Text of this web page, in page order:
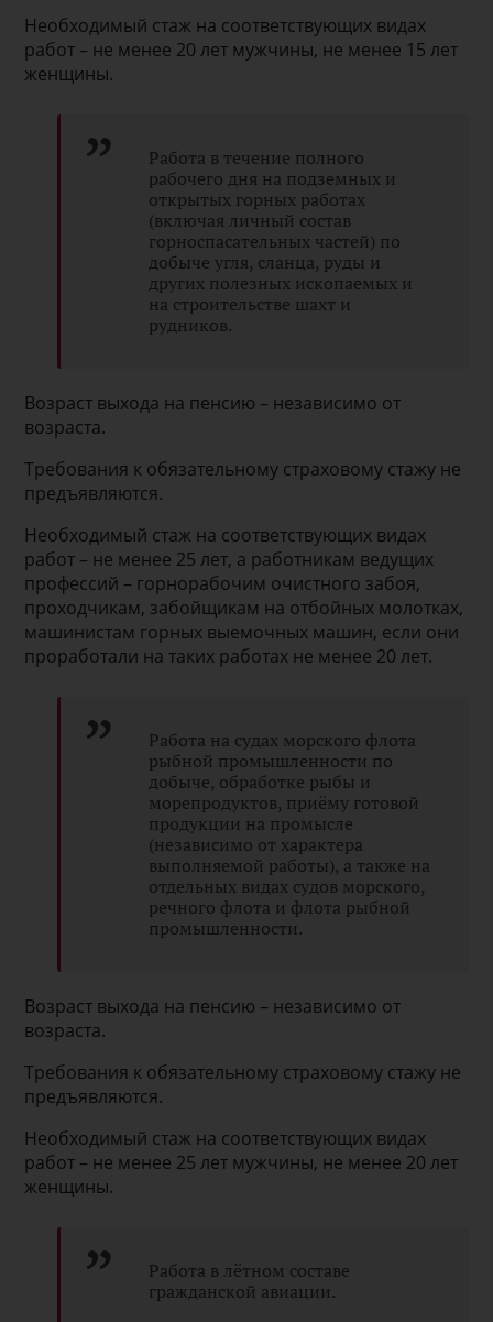
Необходимый стаж на соответствующих видах
работ – не менее 20 лет мужчины, не менее 15 лет
женщины.
Работа в течение полного
рабочего дня на подземных и
открытых горных работах
(включая личный состав
горноспасательных частей) по
добыче угля, сланца, руды и
других полезных ископаемых и
на строительстве шахт и
рудников.
Возраст выхода на пенсию – независимо от
возраста.
Требования к обязательному страховому стажу не
предъявляются.
Необходимый стаж на соответствующих видах
работ – не менее 25 лет, а работникам ведущих
профессий – горнорабочим очистного забоя,
проходчикам, забойщикам на отбойных молотках,
машинистам горных выемочных машин, если они
проработали на таких работах не менее 20 лет.
Работа на судах морского флота
рыбной промышленности по
добыче, обработке рыбы и
морепродуктов, приёму готовой
продукции на промысле
(независимо от характера
выполняемой работы), а также на
отдельных видах судов морского,
речного флота и флота рыбной
промышленности.
Возраст выхода на пенсию – независимо от
возраста.
Требования к обязательному страховому стажу не
предъявляются.
Необходимый стаж на соответствующих видах
работ – не менее 25 лет мужчины, не менее 20 лет
женщины.
Работа в лётном составе
гражданской авиации.